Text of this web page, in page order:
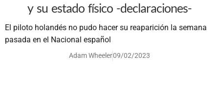
y su estado físico -declaraciones-
El piloto holandés no pudo hacer su reaparición la semana
pasada en el Nacional español
Adam Wheeler09/02/2023